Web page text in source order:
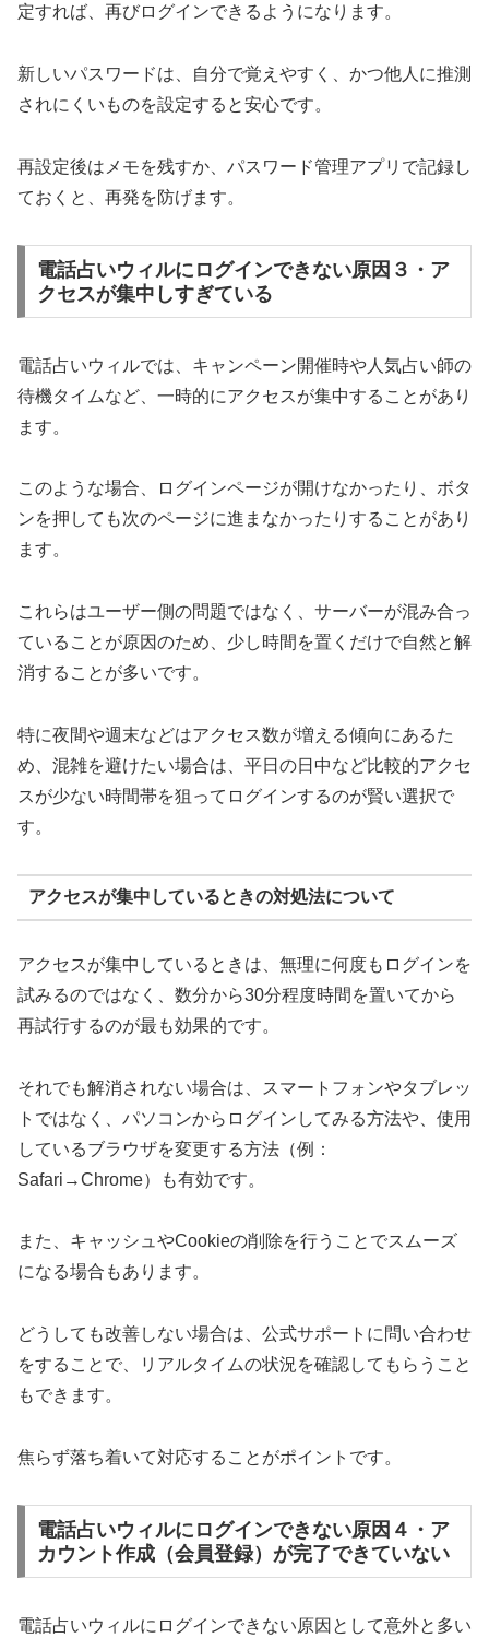
定すれば、再びログインできるようになります。
新しいパスワードは、自分で覚えやすく、かつ他人に推測
されにくいものを設定すると安心です。
再設定後はメモを残すか、パスワード管理アプリで記録し
ておくと、再発を防げます。
電話占いウィルにログインできない原因３・ア
クセスが集中しすぎている
電話占いウィルでは、キャンペーン開催時や人気占い師の
待機タイムなど、一時的にアクセスが集中することがあり
ます。
このような場合、ログインページが開けなかったり、ボタ
ンを押しても次のページに進まなかったりすることがあり
ます。
これらはユーザー側の問題ではなく、サーバーが混み合っ
ていることが原因のため、少し時間を置くだけで自然と解
消することが多いです。
特に夜間や週末などはアクセス数が増える傾向にあるた
め、混雑を避けたい場合は、平日の日中など比較的アクセ
スが少ない時間帯を狙ってログインするのが賢い選択で
す。
アクセスが集中しているときの対処法について
アクセスが集中しているときは、無理に何度もログインを
試みるのではなく、数分から30分程度時間を置いてから
再試行するのが最も効果的です。
それでも解消されない場合は、スマートフォンやタブレッ
トではなく、パソコンからログインしてみる方法や、使用
しているブラウザを変更する方法（例：
Safari→Chrome）も有効です。
また、キャッシュやCookieの削除を行うことでスムーズ
になる場合もあります。
どうしても改善しない場合は、公式サポートに問い合わせ
をすることで、リアルタイムの状況を確認してもらうこと
もできます。
焦らず落ち着いて対応することがポイントです。
電話占いウィルにログインできない原因４・ア
カウント作成（会員登録）が完了できていない
電話占いウィルにログインできない原因として意外と多い